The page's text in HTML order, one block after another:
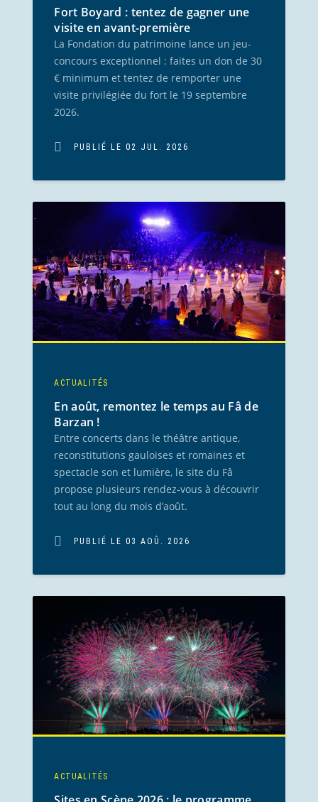
Fort Boyard : tentez de gagner une
visite en avant-première
La Fondation du patrimoine lance un jeu-
concours exceptionnel : faites un don de 30
€ minimum et tentez de remporter une
visite privilégiée du fort le 19 septembre
2026.
PUBLIÉ LE 02 JUL. 2026
ACTUALITÉS
En août, remontez le temps au Fâ de
Barzan !
Entre concerts dans le théâtre antique,
reconstitutions gauloises et romaines et
spectacle son et lumière, le site du Fâ
propose plusieurs rendez-vous à découvrir
tout au long du mois d’août.
PUBLIÉ LE 03 AOÛ. 2026
ACTUALITÉS